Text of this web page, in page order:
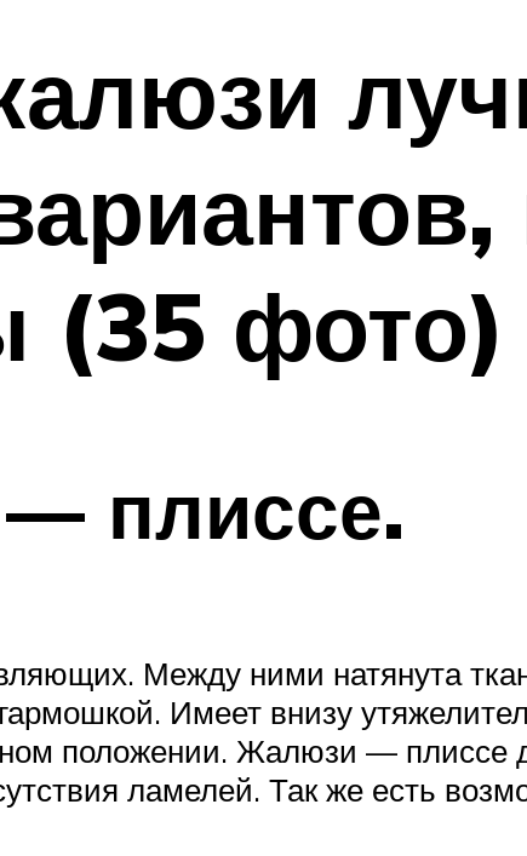
(35 фото)
плиссе.
Между ними натянута
Имеет внизу
положении. Жалюзи — плиссе
ламелей. Так же есть